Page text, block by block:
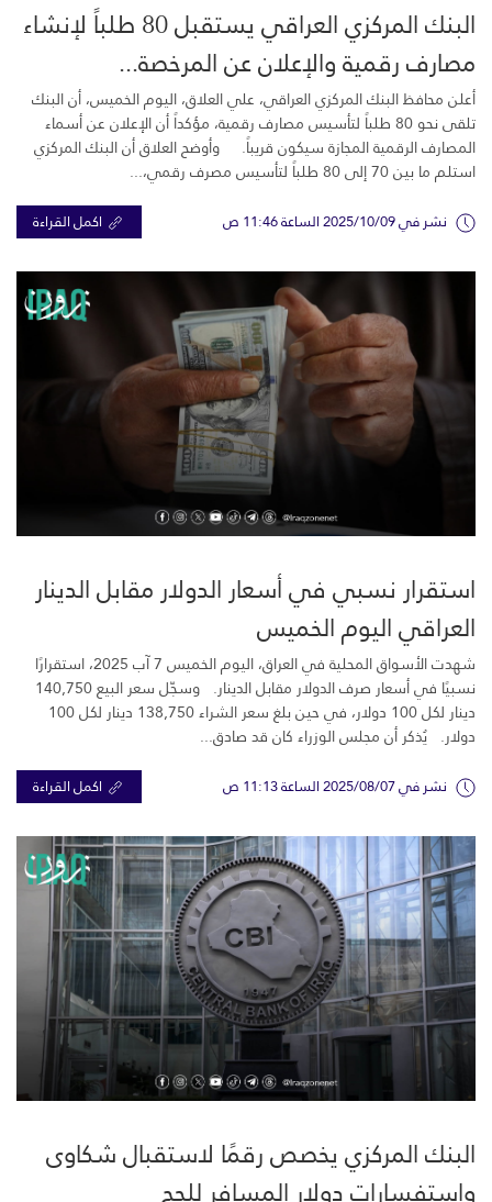
البنك المركزي العراقي يستقبل 80 طلباً لإنشاء
مصارف رقمية والإعلان عن المرخصة...
أعلن محافظ البنك المركزي العراقي، علي العلاق، اليوم الخميس، أن البنك
تلقى نحو 80 طلباً لتأسيس مصارف رقمية، مؤكداً أن الإعلان عن أسماء
المصارف الرقمية المجازة سيكون قريباً. وأوضح العلاق أن البنك المركزي
استلم ما بين 70 إلى 80 طلباً لتأسيس مصرف رقمي،...
نشر في 2025/10/09 الساعة 11:46 ص اكمل القراءة
استقرار نسبي في أسعار الدولار مقابل الدينار
العراقي اليوم الخميس
شهدت الأسواق المحلية في العراق، اليوم الخميس 7 آب 2025، استقرارًا
نسبيًا في أسعار صرف الدولار مقابل الدينار. وسجّل سعر البيع 140,750
دينار لكل 100 دولار، في حين بلغ سعر الشراء 138,750 دينار لكل 100
دولار. يُذكر أن مجلس الوزراء كان قد صادق...
نشر في 2025/08/07 الساعة 11:13 ص اكمل القراءة
البنك المركزي يخصص رقمًا لاستقبال شكاوى
واستفسارات دولار المسافر للحج